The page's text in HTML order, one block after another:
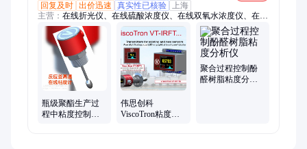
回复及时 出价迅速 真实性已核验
上海
主营： 在线折光仪、在线硫酸浓度仪、在线双氧水浓度仪、在线
氨水浓度仪、在线冰糖浓度仪、在线粘度计、聚酯粘度计、橡胶
门尼粘度计、PBAT粘度计、PET粘度计
瓶级聚酯生产过
程中粘度控制分
伟思创科
ViscoTron粘度分
聚合过程控制酚
醛树脂粘度分析